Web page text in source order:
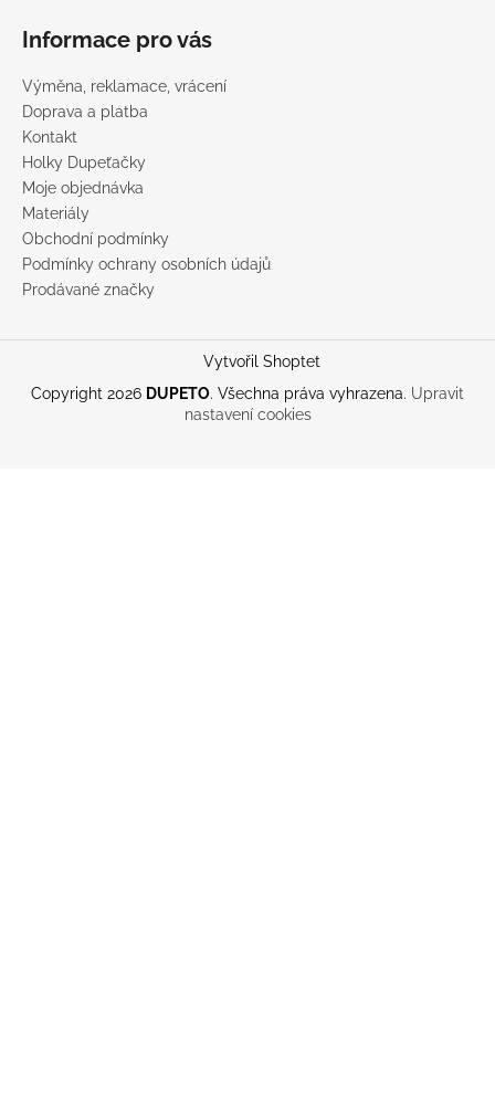
Informace pro vás
Výměna, reklamace, vrácení
Doprava a platba
Kontakt
Holky Dupeťačky
Moje objednávka
Materiály
Obchodní podmínky
Podmínky ochrany osobních údajů
Prodávané značky
Vytvořil Shoptet
Copyright 2026 DUPETO. Všechna práva vyhrazena. Upravit
nastavení cookies